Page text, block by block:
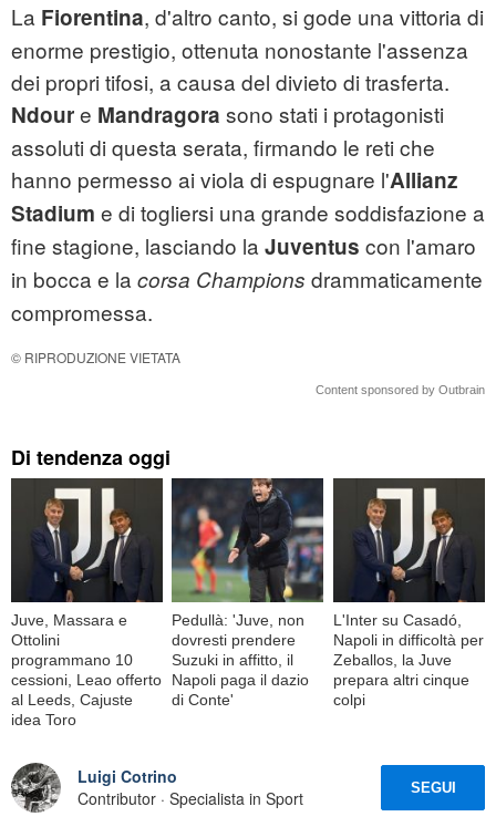
La Fiorentina, d'altro canto, si gode una vittoria di
enorme prestigio, ottenuta nonostante l'assenza
dei propri tifosi, a causa del divieto di trasferta.
Ndoure Mandragora sono stati i protagonisti
assoluti di questa serata, firmando le reti che
hanno permesso ai viola di espugnare l'Allianz
Stadium e di togliersi una grande soddisfazione a
fine stagione, lasciando la Juventus con l'amaro
in bocca e la corsa Champions drammaticamente
compromessa.
© RIPRODUZIONE VIETATA
Content sponsored by Outbrain
Di tendenza oggi
Juve, Massara e
Ottolini
programmano 10
cessioni, Leao offerto
al Leeds, Cajuste
idea Toro
Pedullà: 'Juve, non
dovresti prendere
Suzuki in affitto, il
Napoli paga il dazio
di Conte'
L'Inter su Casadó,
Napoli in difficoltà per
Zeballos, la Juve
prepara altri cinque
colpi
Luigi Cotrino
Contributor · Specialista in Sport
SEGUI